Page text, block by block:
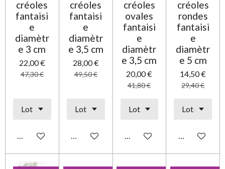
créoles
fantaisi
e
diamètr
e 3 cm
22,00 €
47,30 €
Ajouter au panier
créoles
fantaisi
e
diamètr
e 3,5 cm
28,00 €
49,50 €
Ajouter au panier
créoles
ovales
fantaisi
e
diamètr
e 3,5 cm
20,00 €
41,80 €
Ajouter au panier
créoles
rondes
fantaisi
e
diamètr
e 5 cm
14,50 €
29,40 €
Ajouter au